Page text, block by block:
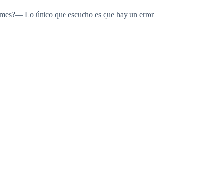
Lo único que escucho es que hay un error
atrás, y salir corriendo. —Pero no puedo
del enorme velo que me colocaron, es que aun
respondo firmando de esa forma una